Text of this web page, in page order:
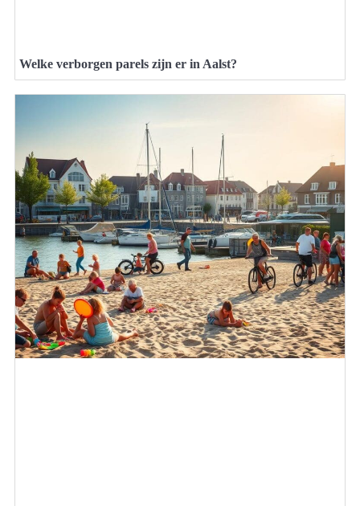
Welke verborgen parels zijn er in Aalst?